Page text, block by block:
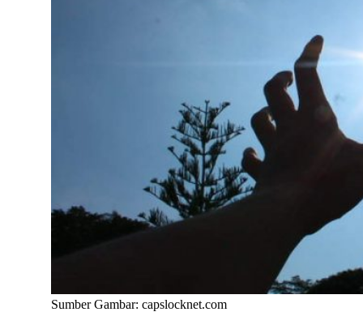
Sumber Gambar: capslocknet.com